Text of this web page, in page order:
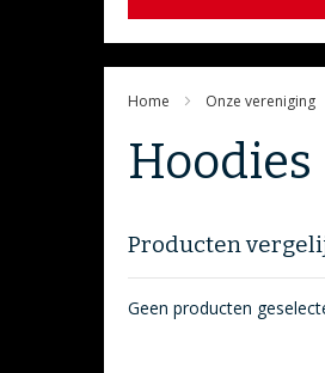
Home Onze vereniging
Hoodies
Producten
Geen producten